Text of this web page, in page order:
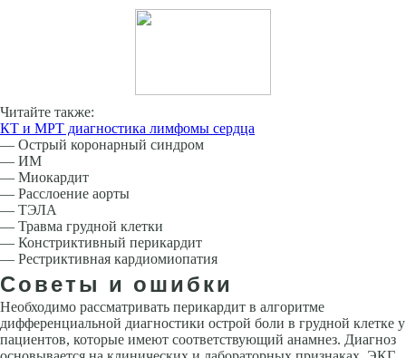
Читайте также:
КТ и МРТ диагностика лимфомы сердца
— Острый коронарный синдром
— ИМ
— Миокардит
— Расслоение аорты
— ТЭЛА
— Травма грудной клетки
— Констриктивный перикардит
— Рестриктивная кардиомиопатия
Советы и ошибки
Необходимо рассматривать перикардит в алгоритме
дифференциальной диагностики острой боли в грудной клетке у
пациентов, которые имеют со­ответствующий анамнез. Диагноз